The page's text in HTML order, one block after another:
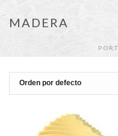
MADERA